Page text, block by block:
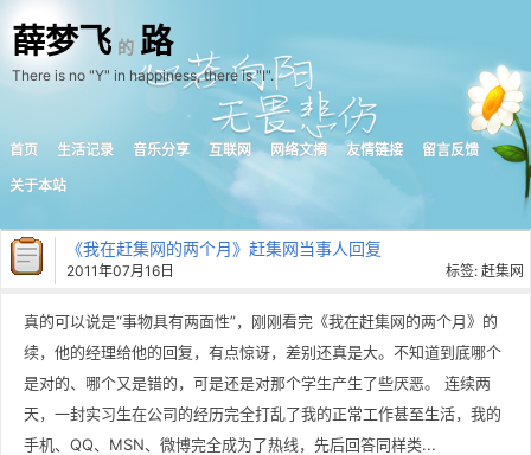
薛梦飞 的 路
There is no "Y" in happiness, there is "I".
首页 生活记录 音乐分享 互联网 网络文摘 友情链接
留言反馈
关于本站
《我在赶集网的两个月》赶集网当事人回复
2011年07月16日 标签: 赶集网
真的可以说是“事物具有两面性”，刚刚看完《我在赶集网的两个月》的
续，他的经理给他的回复，有点惊讶，差别还真是大。不知道到底哪个
是对的、哪个又是错的，可是还是对那个学生产生了些厌恶。 连续两
天，一封实习生在公司的经历完全打乱了我的正常工作甚至生活，我的
手机、QQ、MSN、微博完全成为了热线，先后回答同样类...